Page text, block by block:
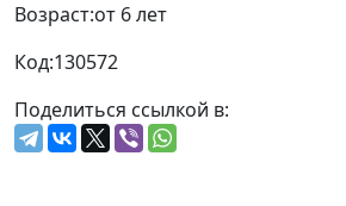
Возраст:от 6 лет
Код:130572
Поделиться ссылкой в: